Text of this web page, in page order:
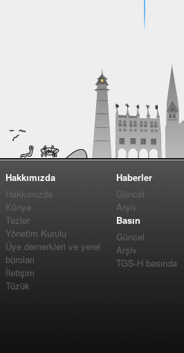
Hakkımızda
Hakkımızda
Künye
Tezler
Yönetim Kurulu
Üye dernerkleri ve yerel
büroları
İletişim
Tüzük
Haberler
Güncel
Arşiv
Basın
Güncel
Arşiv
TGS-H basında